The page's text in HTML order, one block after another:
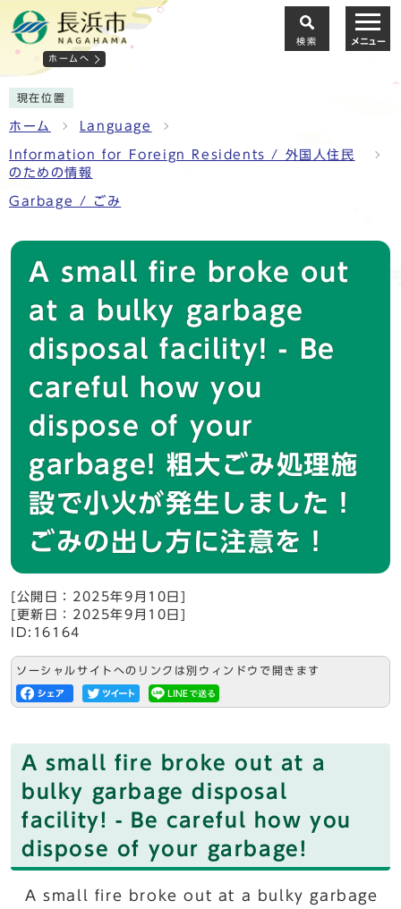
ホームへ
検索 メニュー
現在位置
ホーム Language
Information for Foreign Residents / 外国人住民
のための情報
Garbage / ごみ
A small fire broke out
at a bulky garbage
disposal facility! - Be
careful how you
dispose of your
garbage! 粗大ごみ処理施
設で小火が発生しました！
ごみの出し方に注意を！
[公開日：2025年9月10日]
[更新日：2025年9月10日]
ID:16164
ソーシャルサイトへのリンクは別ウィンドウで開きます
A small fire broke out at a
bulky garbage disposal
facility! - Be careful how you
dispose of your garbage!
A small fire broke out at a bulky garbage